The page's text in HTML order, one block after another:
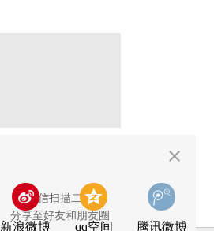
用微信扫描二维码
分享至好友和朋友圈
新浪微博 qq空间 腾讯微博